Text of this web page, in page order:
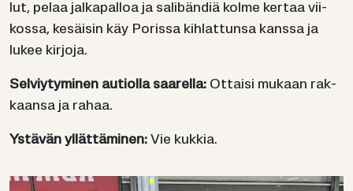
lut, pelaa jal­ka­pal­loa ja sa­libän­diä kolme ker­taa vii­
kos­sa, ke­säi­sin käy Po­ris­sa kih­lat­tun­sa kans­sa ja
lukee kir­jo­ja.
Sel­viy­ty­mi­nen au­tiol­la saa­rel­la: Ot­tai­si mu­kaan rak­
kaan­sa ja rahaa.
Ys­tä­vän yl­lät­tä­mi­nen: Vie kuk­kia.